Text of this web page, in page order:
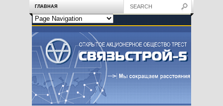
ГЛАВНАЯ